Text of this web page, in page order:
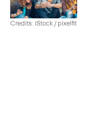
Credits: iStock / pixelfit